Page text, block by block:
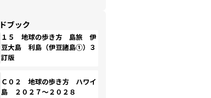
ブック
１５ 地球の歩き方 島旅 伊
豆大島 利島（伊豆諸島①）３
訂版
Ｃ０２ 地球の歩き方 ハワイ
島 ２０２７～２０２８